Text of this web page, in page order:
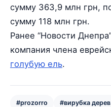
сумму 363,9 млн грн,
сумму 118 млн грн.
Ранее “Новости
компания члена
голубую ель.
#prozorro #вирубка дерев